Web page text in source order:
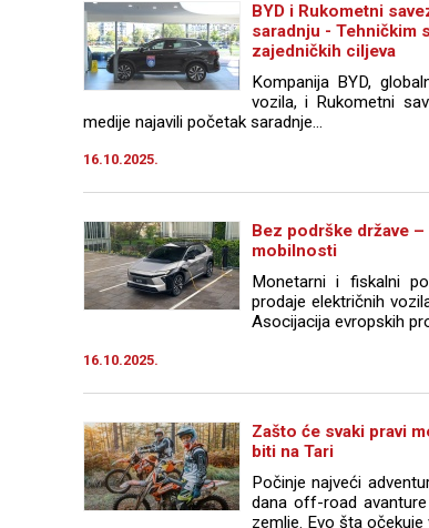
BYD i Rukometni
saradnju - Tehničkim
zajedničkih ciljeva
Kompanija BYD,
vozila, i Rukometni
medije najavili početak saradnje...
16.10.2025.
Bez podrške države
mobilnosti
Monetarni i fiskalni
prodaje električnih
Asocijacija evropskih
16.10.2025.
Zašto će svaki pravi
biti na Tari
Počinje najveći
dana off-road
zemlje. Evo šta